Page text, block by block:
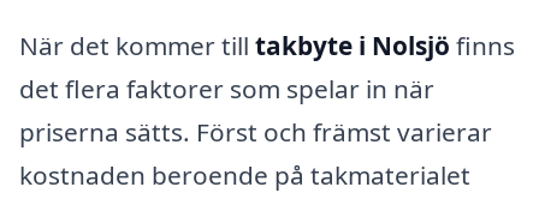
När det kommer till takbyte i Nolsjö finns
det flera faktorer som spelar in när
priserna sätts. Först och främst varierar
kostnaden beroende på takmaterialet